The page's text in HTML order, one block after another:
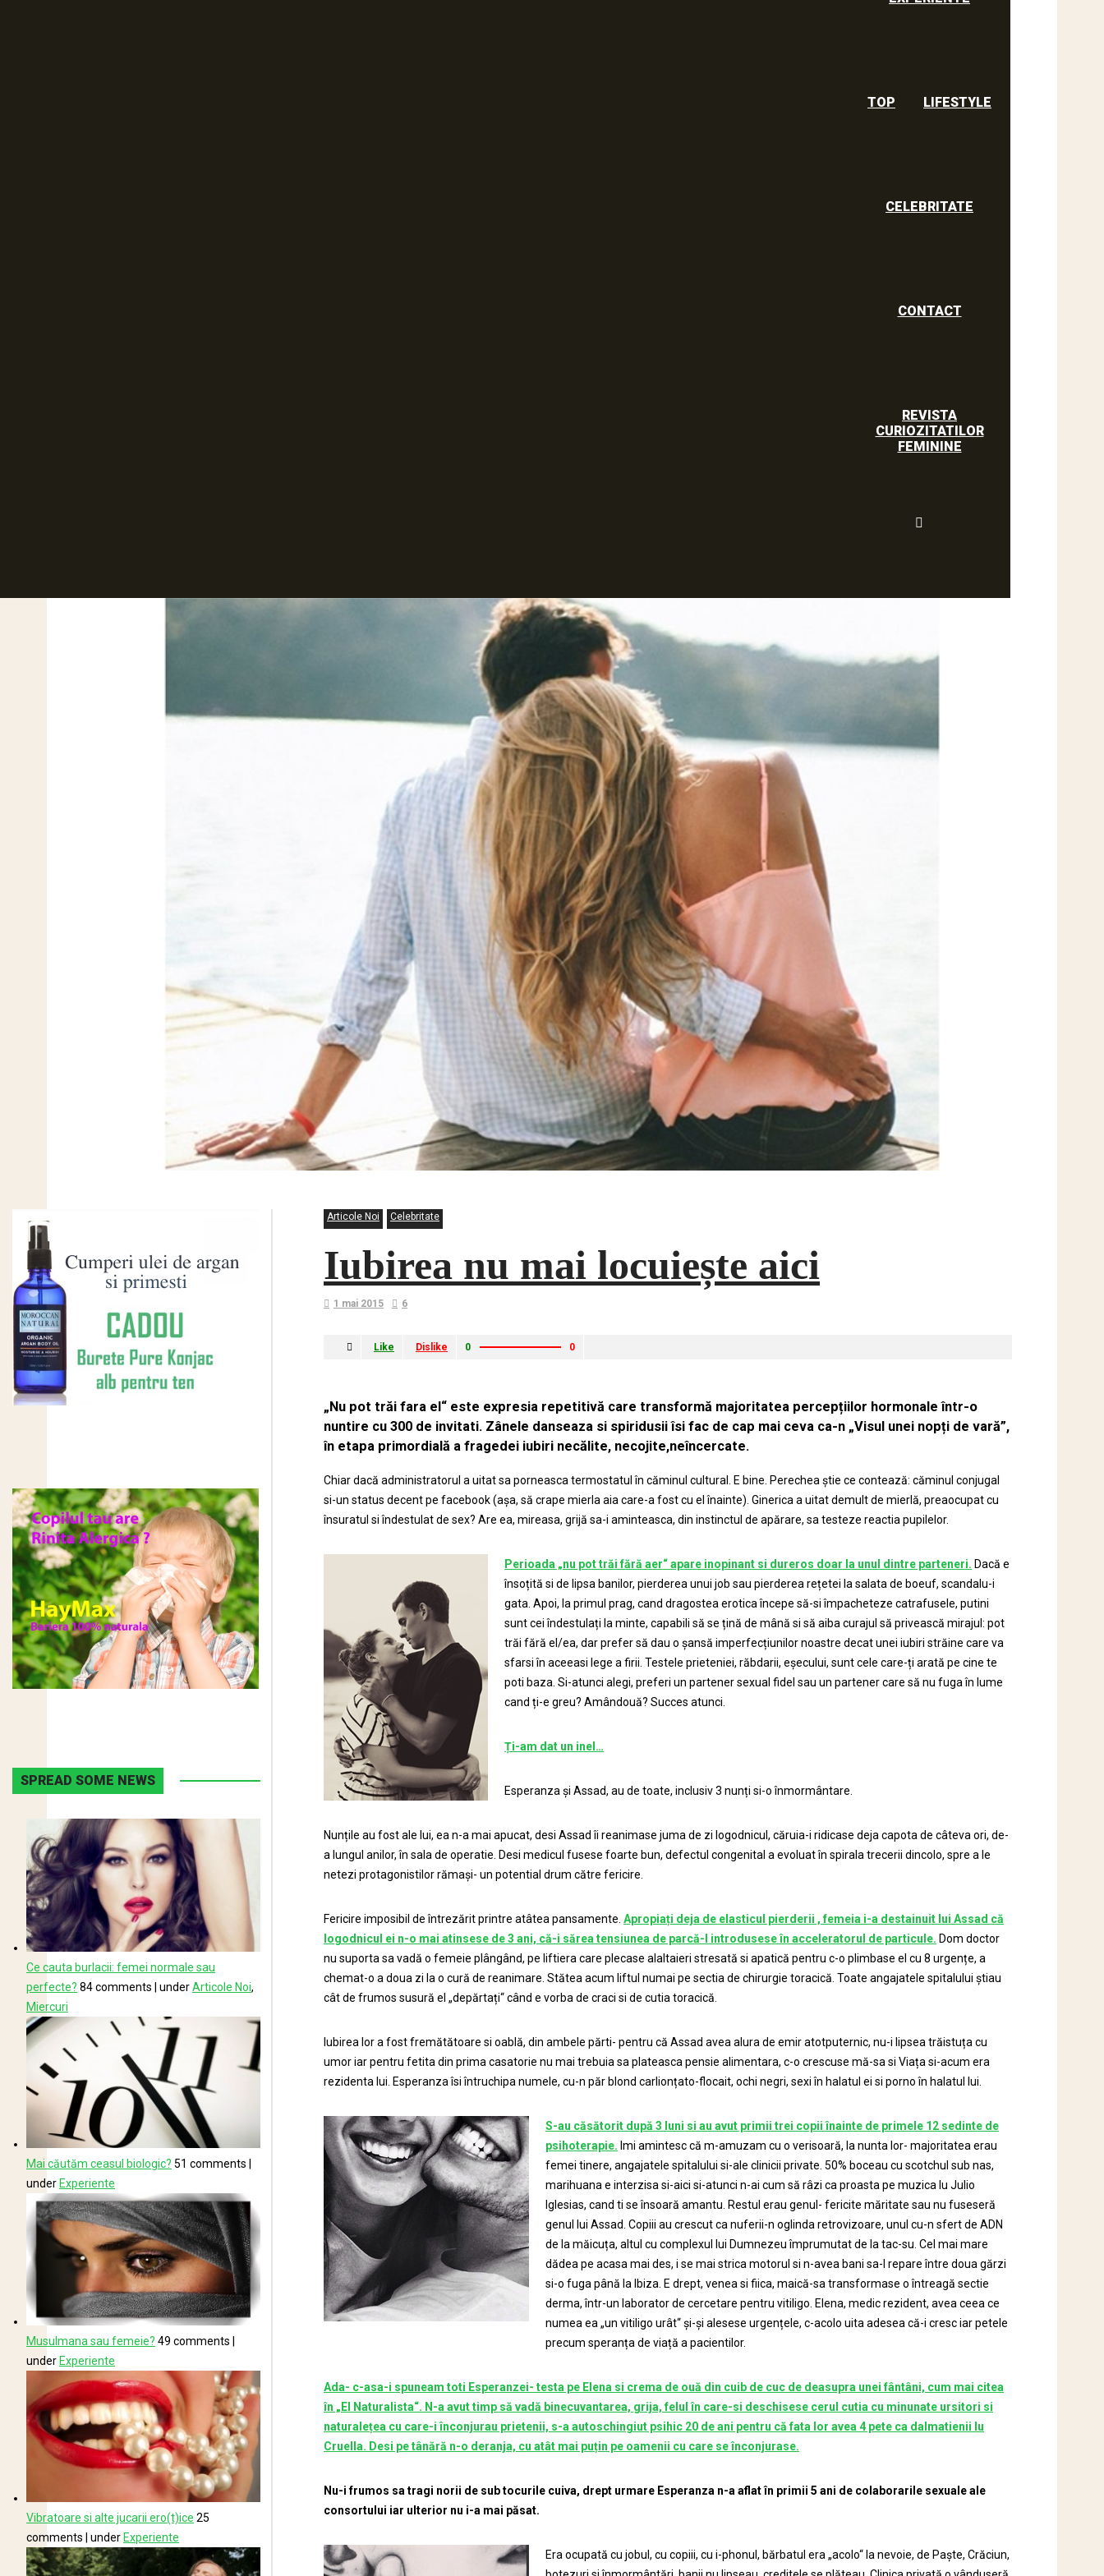
TOP LIFESTYLE
CELEBRITATE
CONTACT
REVISTA
CURIOZITATILOR
FEMININE
Articole Noi Celebritate
Iubirea nu mai locuiește aici
1 mai 2015 6
Like Dislike 0 0
„Nu pot trăi fara el“ este expresia repetitivă care transformă majoritatea percepțiilor hormonale într-o
nuntire cu 300 de invitati. Zânele danseaza si spiridusii îsi fac de cap mai ceva ca-n „Visul unei nopți de vară”,
în etapa primordială a fragedei iubiri necălite, necojite,neîncercate.
Chiar dacă administratorul a uitat sa porneasca termostatul în căminul cultural. E bine. Perechea știe ce contează: căminul conjugal
si-un status decent pe facebook (așa, să crape mierla aia care-a fost cu el înainte). Ginerica a uitat demult de mierlă, preaocupat cu
însuratul si îndestulat de sex? Are ea, mireasa, grijă sa-i aminteasca, din instinctul de apărare, sa testeze reactia pupilelor.
Perioada „nu pot trăi fără aer“ apare inopinant si dureros doar la unul dintre parteneri. Dacă e
însoțită si de lipsa banilor, pierderea unui job sau pierderea rețetei la salata de boeuf, scandalu-i
gata. Apoi, la primul prag, cand dragostea erotica începe să-si împacheteze catrafusele, putini
sunt cei îndestulați la minte, capabili să se țină de mână si să aiba curajul să privească mirajul: pot
trăi fără el/ea, dar prefer să dau o șansă imperfecțiunilor noastre decat unei iubiri străine care va
sfarsi în aceeasi lege a firii. Testele prieteniei, răbdarii, eșecului, sunt cele care-ți arată pe cine te
poti baza. Si-atunci alegi, preferi un partener sexual fidel sau un partener care să nu fuga în lume
cand ți-e greu? Amândouă? Succes atunci.
Ți-am dat un inel…
Esperanza și Assad, au de toate, inclusiv 3 nunți si-o înmormântare.
Nunțile au fost ale lui, ea n-a mai apucat, desi Assad îi reanimase juma de zi logodnicul, căruia-i ridicase deja capota de câteva ori, de-
a lungul anilor, în sala de operatie. Desi medicul fusese foarte bun, defectul congenital a evoluat în spirala trecerii dincolo, spre a le
netezi protagonistilor rămași- un potential drum către fericire.
Fericire imposibil de întrezărit printre atâtea pansamente. Apropiați deja de elasticul pierderii , femeia i-a destainuit lui Assad că
logodnicul ei n-o mai atinsese de 3 ani, că-i sărea tensiunea de parcă-l introdusese în acceleratorul de particule. Dom doctor
nu suporta sa vadă o femeie plângând, pe liftiera care plecase alaltaieri stresată si apatică pentru c-o plimbase el cu 8 urgențe, a
chemat-o a doua zi la o cură de reanimare. Stătea acum liftul numai pe sectia de chirurgie toracică. Toate angajatele spitalului știau
cât de frumos susură el „depărtați“ când e vorba de craci si de cutia toracică.
Iubirea lor a fost fremătătoare si oablă, din ambele părti- pentru că Assad avea alura de emir atotputernic, nu-i lipsea trăistuța cu
umor iar pentru fetita din prima casatorie nu mai trebuia sa plateasca pensie alimentara, c-o crescuse mă-sa si Viața si-acum era
rezidenta lui. Esperanza îsi întruchipa numele, cu-n păr blond carlionțato-flocait, ochi negri, sexi în halatul ei si porno în halatul lui.
S-au căsătorit după 3 luni si au avut primii trei copii înainte de primele 12 sedinte de
psihoterapie. Imi amintesc că m-amuzam cu o verisoară, la nunta lor- majoritatea erau
femei tinere, angajatele spitalului si-ale clinicii private. 50% boceau cu scotchul sub nas,
marihuana e interzisa si-aici si-atunci n-ai cum să râzi ca proasta pe muzica lu Julio
Iglesias, cand ti se însoară amantu. Restul erau genul- fericite măritate sau nu fuseseră
genul lui Assad. Copiii au crescut ca nuferii-n oglinda retrovizoare, unul cu-n sfert de ADN
de la măicuța, altul cu complexul lui Dumnezeu împrumutat de la tac-su. Cel mai mare
dădea pe acasa mai des, i se mai strica motorul si n-avea bani sa-l repare între doua gărzi
si-o fuga până la Ibiza. E drept, venea si fiica, maică-sa transformase o întreagă sectie
derma, într-un laborator de cercetare pentru vitiligo. Elena, medic rezident, avea ceea ce
numea ea „un vitiligo urât“ și-și alesese urgențele, c-acolo uita adesea că-i cresc iar petele
precum speranța de viață a pacientilor.
Ada- c-asa-i spuneam toti Esperanzei- testa pe Elena si crema de ouă din cuib de cuc de deasupra unei fântâni, cum mai citea
în „El Naturalista“. N-a avut timp să vadă binecuvantarea, grija, felul în care-si deschisese cerul cutia cu minunate ursitori si
naturalețea cu care-i înconjurau prietenii, s-a autoschingiut psihic 20 de ani pentru că fata lor avea 4 pete ca dalmatienii lu
Cruella. Desi pe tânără n-o deranja, cu atât mai puțin pe oamenii cu care se înconjurase.
Nu-i frumos sa tragi norii de sub tocurile cuiva, drept urmare Esperanza n-a aflat în primii 5 ani de colaborarile sexuale ale
consortului iar ulterior nu i-a mai păsat.
Era ocupată cu jobul, cu copiii, cu i-phonul, bărbatul era „acolo“ la nevoie, de Paște, Crăciun,
SPREAD SOME NEWS
Ce cauta burlacii: femei normale sau
perfecte? 84 comments | underArticole Noi,
Miercuri
Mai căutăm ceasul biologic? 51 comments
under Experiente
Musulmana sau femeie? 49 comments |
underExperiente
Vibratoare si alte jucarii ero(t)ice 25
comments
under Experiente